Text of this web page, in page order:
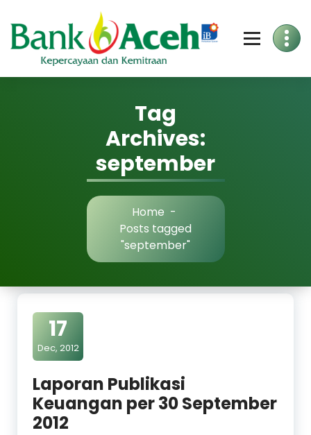
to
Content
Tag
Archives:
september
Home -
Posts tagged
"september"
17
Dec, 2012
Laporan Publikasi
Keuangan per 30 September
2012